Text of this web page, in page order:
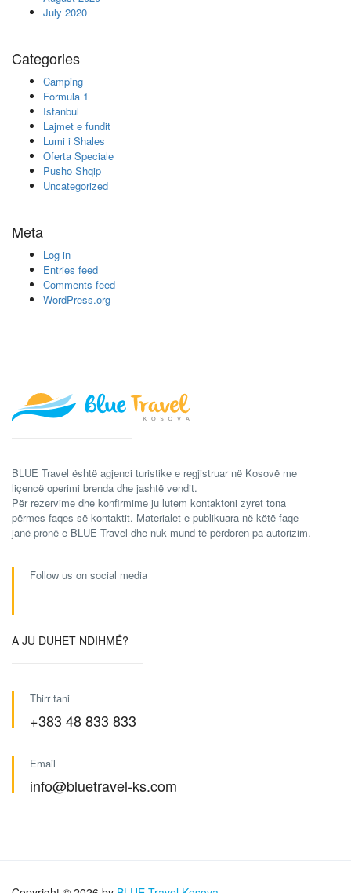
July 2020
Categories
Camping
Formula 1
Istanbul
Lajmet e fundit
Lumi i Shales
Oferta Speciale
Pusho Shqip
Uncategorized
Meta
Log in
Entries feed
Comments feed
WordPress.org
BLUE Travel është agjenci turistike e regjistruar në Kosovë me
liçencë operimi brenda dhe jashtë vendit.
Për rezervime dhe konfirmime ju lutem kontaktoni zyret tona
përmes faqes së kontaktit. Materialet e publikuara në këtë faqe
janë pronë e BLUE Travel dhe nuk mund të përdoren pa autorizim.
Follow us on social media
A JU DUHET NDIHMË?
Thirr tani
+383 48 833 833
Email
info@bluetravel-ks.com